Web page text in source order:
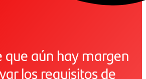
que aún hay margen
los requisitos de